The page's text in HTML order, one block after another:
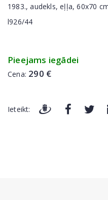
1983., audekls, eļļa, 60x70
l926/44
Pieejams iegādei
Cena: 290 €
Ieteikt: